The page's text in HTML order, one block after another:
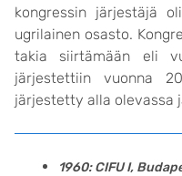
kongressin järjestäjä
ugrilainen osasto.
takia siirtämään eli
järjestettiin vuonna
järjestetty alla olevassa
1960: CIFU I,